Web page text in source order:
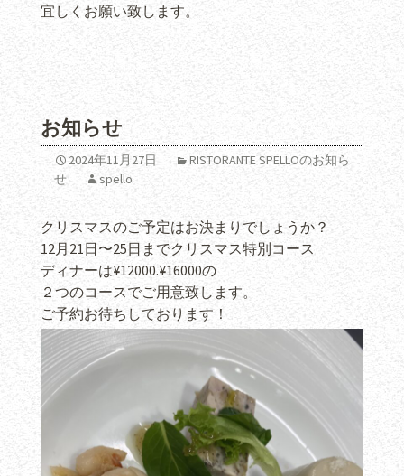
宜しくお願い致します。
お知らせ
2024年11月27日
RISTORANTE SPELLOのお知ら
せ
spello
クリスマスのご予定はお決まりでしょうか？
12月21日〜25日までクリスマス特別コース
ディナーは¥12000.¥16000の
２つのコースでご用意致します。
ご予約お待ちしております！